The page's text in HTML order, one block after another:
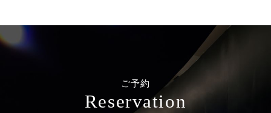
ご予約
Reservation